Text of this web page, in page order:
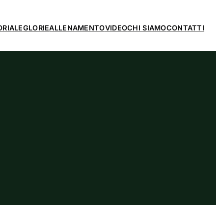
GLORIEALLENAMENTOVIDEOCHI SIAMOCONTATTI